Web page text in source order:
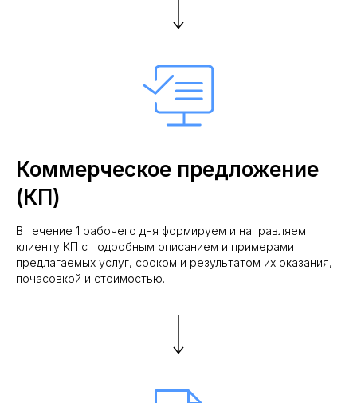
Коммерческое предложение
(КП)
В течение 1 рабочего дня формируем и направляем
клиенту КП с подробным описанием и примерами
предлагаемых услуг, сроком и результатом их оказания,
почасовкой и стоимостью.